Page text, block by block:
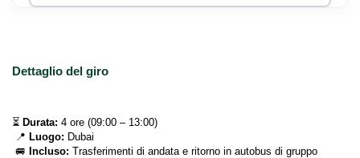
Dettaglio del giro
⏳ Durata: 4 ore (09:00 – 13:00)
📍 Luogo: Dubai
🚐 Incluso: Trasferimenti di andata e ritorno in autobus di gruppo